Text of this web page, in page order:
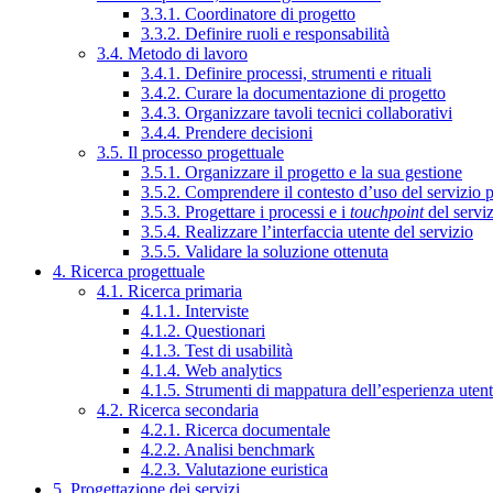
3.3.1. Coordinatore di progetto
3.3.2. Definire ruoli e responsabilità
3.4. Metodo di lavoro
3.4.1. Definire processi, strumenti e rituali
3.4.2. Curare la documentazione di progetto
3.4.3. Organizzare tavoli tecnici collaborativi
3.4.4. Prendere decisioni
3.5. Il processo progettuale
3.5.1. Organizzare il progetto e la sua gestione
3.5.2. Comprendere il contesto d’uso del servizio
3.5.3. Progettare i processi e i touchpointdel
3.5.4. Realizzare l’interfaccia utente del servizio
3.5.5. Validare la soluzione ottenuta
4. Ricerca progettuale
4.1. Ricerca primaria
4.1.1. Interviste
4.1.2. Questionari
4.1.3. Test di usabilità
4.1.4. Web analytics
4.1.5. Strumenti di mappatura dell’esperienza
4.2. Ricerca secondaria
4.2.1. Ricerca documentale
4.2.2. Analisi benchmark
4.2.3. Valutazione euristica
5. Progettazione dei servizi